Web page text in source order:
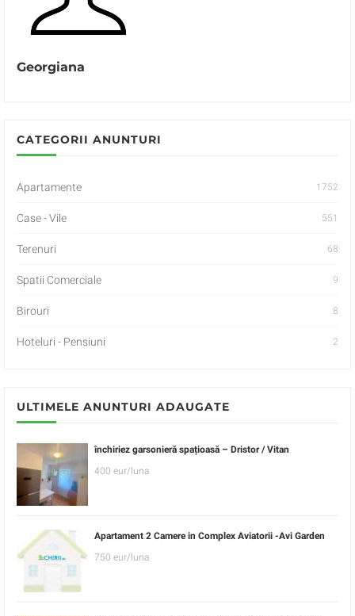
Georgiana
CATEGORII ANUNTURI
Apartamente 1752
Case - Vile 551
Terenuri 68
Spatii Comerciale 9
Birouri 8
Hoteluri - Pensiuni 2
ULTIMELE ANUNTURI ADAUGATE
închiriez garsonieră spațioasă – Dristor / Vitan
400 eur/luna
Apartament 2 Camere in Complex Aviatorii -Avi Garden
750 eur/luna